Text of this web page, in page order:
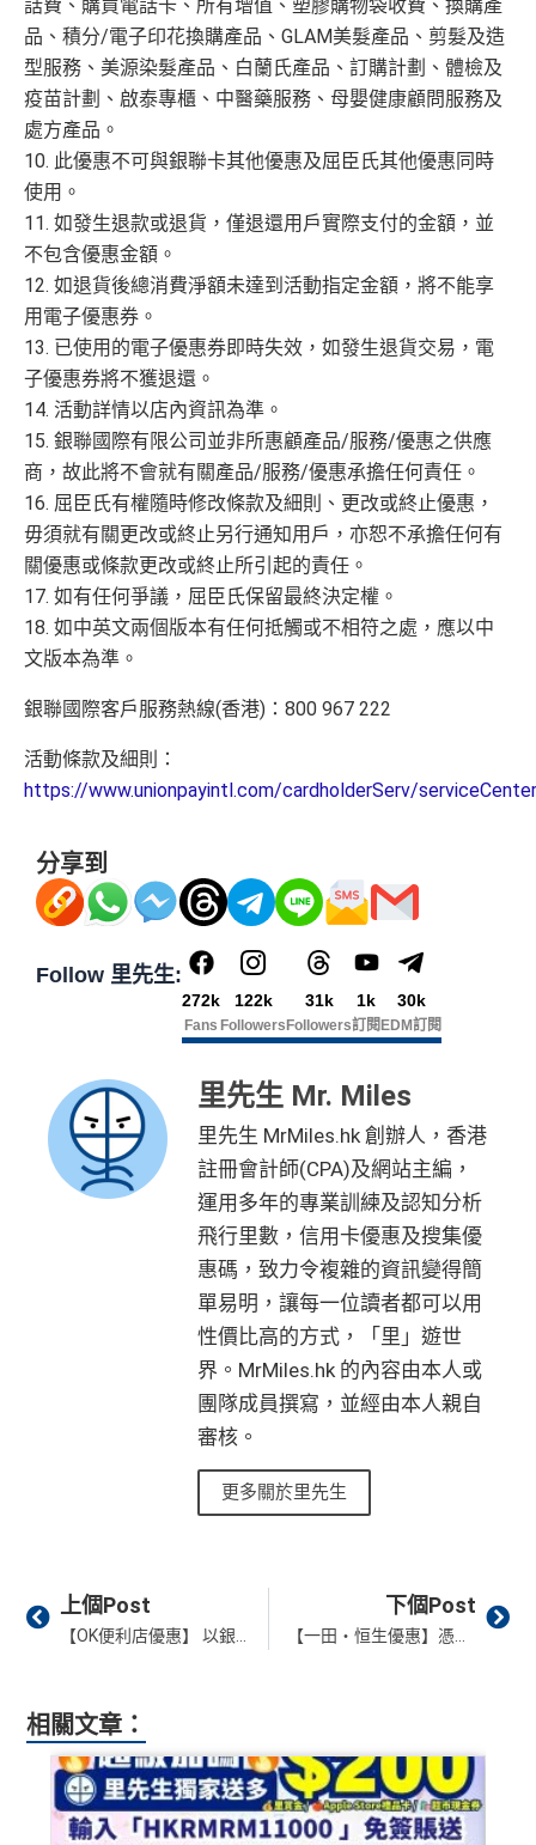
講到明首兩年年費豁免
滙豐新舊客戶都可以食迎新
開卡門檻唔算高，年薪要求HK$12萬（即月薪HK$10,0
00）就申請到
網上繳費都有回贈（每月首HK$10,000先有）
❎缺點
得首兩年年費豁免
八達通自動增值得0.4%回贈
增值電子錢包（Payme
ay）唔計迎新合資格簽賬
查看更多信用卡詳情及分析...
話費、購買電話卡、所有增值、塑膠購物袋收費、換購產
品、積分/電子印花換購產品、GLAM美髮產品、剪髮及造
型服務、美源染髮產品、白蘭氏產品、訂購計劃、體檢及
疫苗計劃、啟泰專櫃、中醫藥服務、母嬰健康顧問服務及
處方產品。
10. 此優惠不可與銀聯卡其他優惠及屈臣氏其他優惠同時
使用。
11. 如發生退款或退貨，僅退還用戶實際支付的金額，並
不包含優惠金額。
12. 如退貨後總消費淨額未達到活動指定金額，將不能享
用電子優惠券。
13. 已使用的電子優惠券即時失效，如發生退貨交易，電
子優惠券將不獲退還。
14. 活動詳情以店內資訊為準。
15. 銀聯國際有限公司並非所惠顧產品/服務/優惠之供應
商，故此將不會就有關產品/服務/優惠承擔任何責任。
16. 屈臣氏有權隨時修改條款及細則、更改或終止優惠，
毋須就有關更改或終止另行通知用戶，亦恕不承擔任何有
關優惠或條款更改或終止所引起的責任。
17. 如有任何爭議，屈臣氏保留最終決定權。
18. 如中英文兩個版本有任何抵觸或不相符之處，應以中
文版本為準。
銀聯國際客戶服務熱線(香港)：800 967 222
活動條款及細則：
https://www.unionpayintl.com/cardholderServ/
分享到
Follow 里先生:
272k
Fans
122k
Followers
31k
Followers
1k
訂閱
30k
EDM訂閱
里先生 Mr. Miles
里先生 MrMiles.hk 創辦人，香港
註冊會計師(CPA)及網站主編，
運用多年的專業訓練及認知分析
飛行里數，信用卡優惠及搜集優
惠碼，致力令複雜的資訊變得簡
單易明，讓每一位讀者都可以用
性價比高的方式，「里」遊世
界。MrMiles.hk 的內容由本人或
團隊成員撰寫，並經由本人親自
審核。
更多關於里先生
Prev
上個Post
【OK便利店優惠】 以銀聯二維碼Circle K消費滿HK$25即減HK$5 購買賀年禮品🧧滿HK$138即減HK$28
下個Post
【一田・恒生優惠】憑恒生銀聯卡流動支付功能於全線一田單一簽賬滿HK$500送HK$50一田現金券❗️
相關文章：